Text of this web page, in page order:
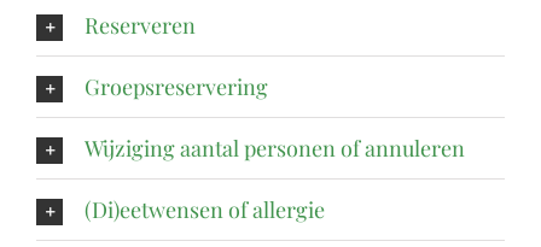
Reserveren
Groepsreservering
Wijziging aantal personen of annuleren
(Di)eetwensen of allergie